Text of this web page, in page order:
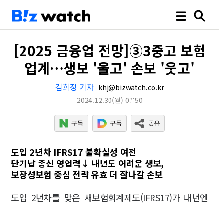
[2025 금융업 전망]③3중고 보험
업계…생보 '울고' 손보 '웃고'
김희정 기자 khj@bizwatch.co.kr
2024.12.30(월) 07:50
도입 2년차 IFRS17 불확실성 여전
단기납 종신 영업력↓ 내년도 어려운 생보,
보장성보험 중심 전략 유효 더 잘나갈 손보
도입 2년차를 맞은 새보험회계제도(IFRS17)가 내년엔